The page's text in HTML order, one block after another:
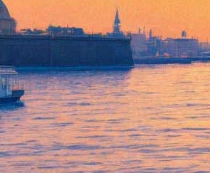
Энтони Хопкинс и
Уортингтон
политическое